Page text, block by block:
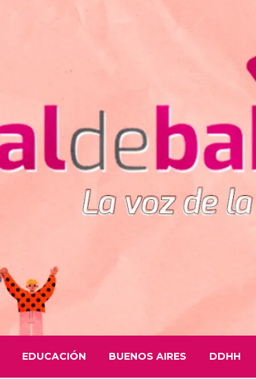
EDUCACIÓN BUENOS AIRES DDHH